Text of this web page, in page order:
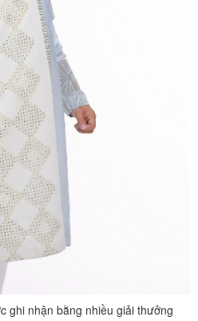
ghi nhận bằng nhiều giải thưởng